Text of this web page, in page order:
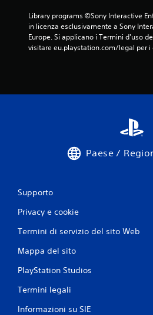
Library programs ©Sony Interactive
in licenza esclusivamente a Sony
Europe. Si applicano i Termini d'uso
visitare eu.playstation.com/legal per
Paese /
Supporto
Privacy e cookie
Termini di servizio del sito Web
Mappa del sito
PlayStation Studios
Termini legali
Informazioni su SIE